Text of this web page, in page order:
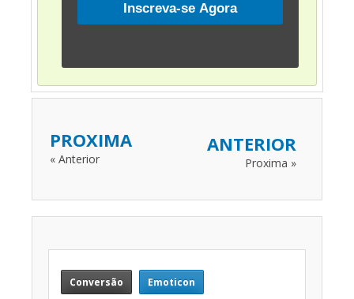
PROXIMA
« Anterior
ANTERIOR
Proxima »
Conversão Emoticon